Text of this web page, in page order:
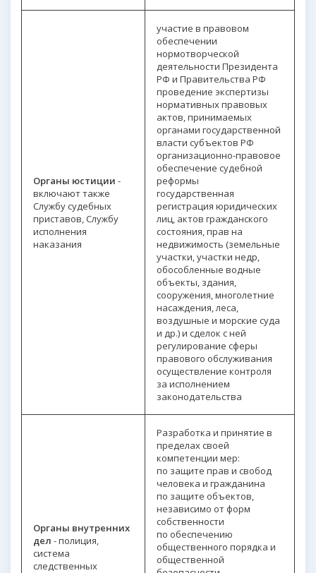
Органы юстиции -
включают также
Службу судебных
приставов, Службу
исполнения
наказания
участие в правовом
обеспечении
нормотворческой
деятельности Президента
РФ и Правительства РФ
проведение экспертизы
нормативных правовых
актов, принимаемых
органами государственной
власти субъектов РФ
организационно-правовое
обеспечение судебной
реформы
государственная
регистрация юридических
лиц, актов гражданского
состояния, прав на
недвижимость (земельные
участки, участки недр,
обособленные водные
объекты, здания,
сооружения, многолетние
насаждения, леса,
воздушные и морские суда
и др.) и сделок с ней
регулирование сферы
правового обслуживания
осуществление контроля
за исполнением
законодательства
Органы внутренних
дел - полиция,
система
следственных
Разработка и принятие в
пределах своей
компетенции мер:
по защите прав и свобод
человека и гражданина
по защите объектов,
независимо от форм
собственности
по обеспечению
общественного порядка и
общественной